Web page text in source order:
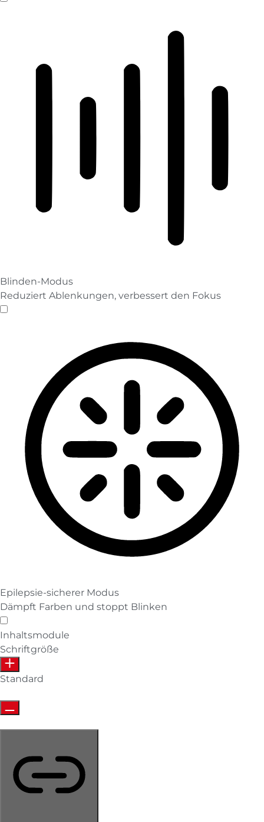
Blinden-Modus
Reduziert Ablenkungen, verbessert den Fokus
Blinden-Modus
Epilepsie-sicherer Modus
Dämpft Farben und stoppt Blinken
Epilepsie-sicherer Modus
Inhaltsmodule
Schriftgröße
Standard